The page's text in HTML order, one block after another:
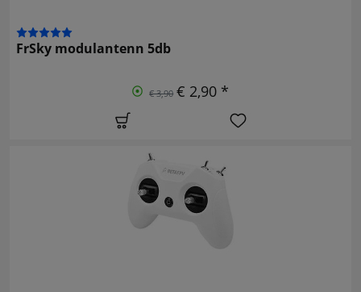
FrSky modulantenn 5db
€ 3,90 € 2,90 *